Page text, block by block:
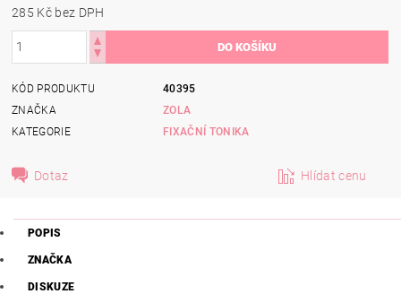
285 Kč bez DPH
KÓD PRODUKTU
40395
ZNAČKA
ZOLA
KATEGORIE
FIXAČNÍ TONIKA
Dotaz Hlídat cenu
POPIS
ZNAČKA
DISKUZE